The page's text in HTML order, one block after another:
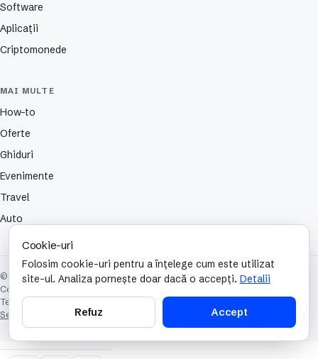
Software
Aplicații
Criptomonede
MAI MULTE
How-to
Oferte
Ghiduri
Evenimente
Travel
Auto
© 2026 TechCafe. Toate drepturile rezervate.
Contact
Termeni și condiții
Setări cookie-uri
Cookie-uri
Folosim cookie-uri pentru a înțelege cum este utilizat
site-ul. Analiza pornește doar dacă o accepți. Detalii
Refuz Accept